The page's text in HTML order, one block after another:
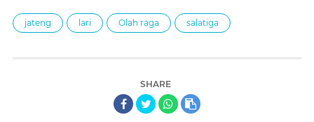
jateng lari Olah raga salatiga
SHARE